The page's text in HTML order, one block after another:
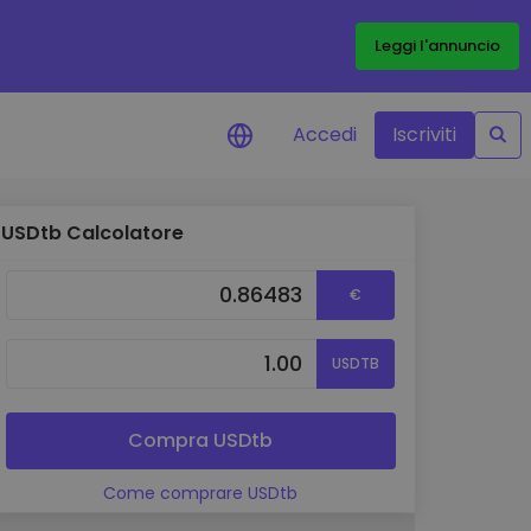
Leggi l'annuncio
dei dati del
utili per performance
Accedi Iscriviti
USDtb Calcolatore
€
USDTB
Compra USDtb
Come comprare USDtb